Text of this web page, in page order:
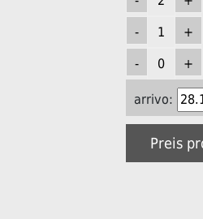
arrivo:
Preis